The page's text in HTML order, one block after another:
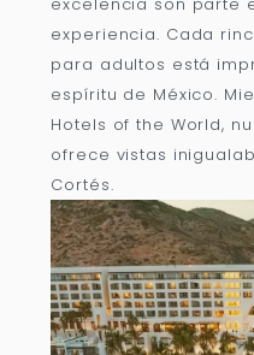
experiencia. Cada
para adultos está
espíritu de México.
Hotels of the World,
ofrece vistas
Cortés.